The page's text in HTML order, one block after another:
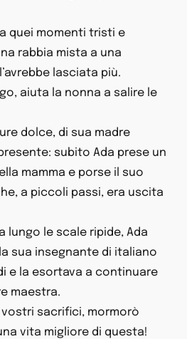
quei momenti tristi e
rabbia mista a una
lasciata più.
aiuta la nonna a salire le
dolce, di sua madre
subito Ada prese un
mamma e porse il suo
a piccoli passi, era uscita
lungo le scale ripide, Ada
sua insegnante di italiano
e la esortava a continuare
maestra.
sacrifici, mormorò
vita migliore di questa!